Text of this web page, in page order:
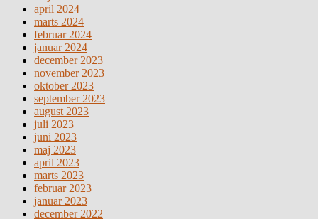
april 2024
marts 2024
februar 2024
januar 2024
december 2023
november 2023
oktober 2023
september 2023
august 2023
juli 2023
juni 2023
maj 2023
april 2023
marts 2023
februar 2023
januar 2023
december 2022